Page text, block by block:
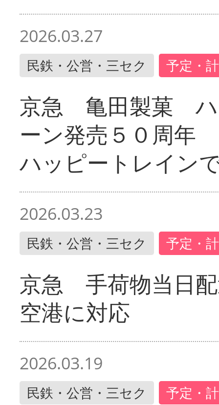
2026.03.27
民鉄・公営・三セク 予定・
京急 亀田製菓 ハ
ーン発売５０周年
ハッピートレイン
2026.03.23
民鉄・公営・三セク 予定・
京急 手荷物当日
空港に対応
2026.03.19
民鉄・公営・三セク 予定・